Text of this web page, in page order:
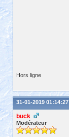
Hors ligne
31-01-2019 01:14:27
buck
Modérateur